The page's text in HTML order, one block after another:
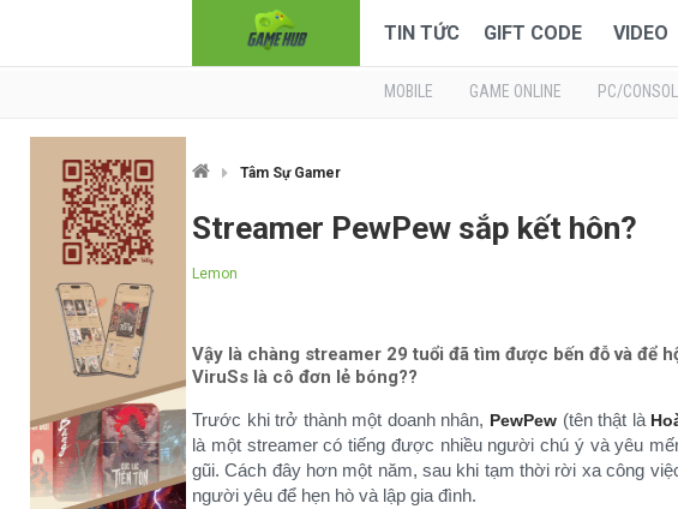
TIN TỨC GIFT CODE VIDEO
MOBILE GAME ONLINE PC/
Tâm Sự Gamer
Streamer PewPew sắp kết hôn?
Lemon
Vậy là chàng streamer 29 tuổi đã tìm được bến đỗ và để
ViruSs là cô đơn lẻ bóng??
Trước khi trở thành một doanh nhân, PewPew(tên thật là
là một streamer có tiếng được nhiều người chú ý và yêu
gũi. Cách đây hơn một năm, sau khi tạm thời rời xa công
người yêu để hẹn hò và lập gia đình.